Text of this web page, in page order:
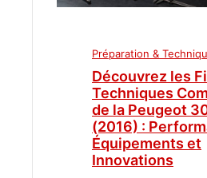
Préparation &
Découvrez les
Techniques
de la Peugeot
(2016) :
Équipements et
Innovations